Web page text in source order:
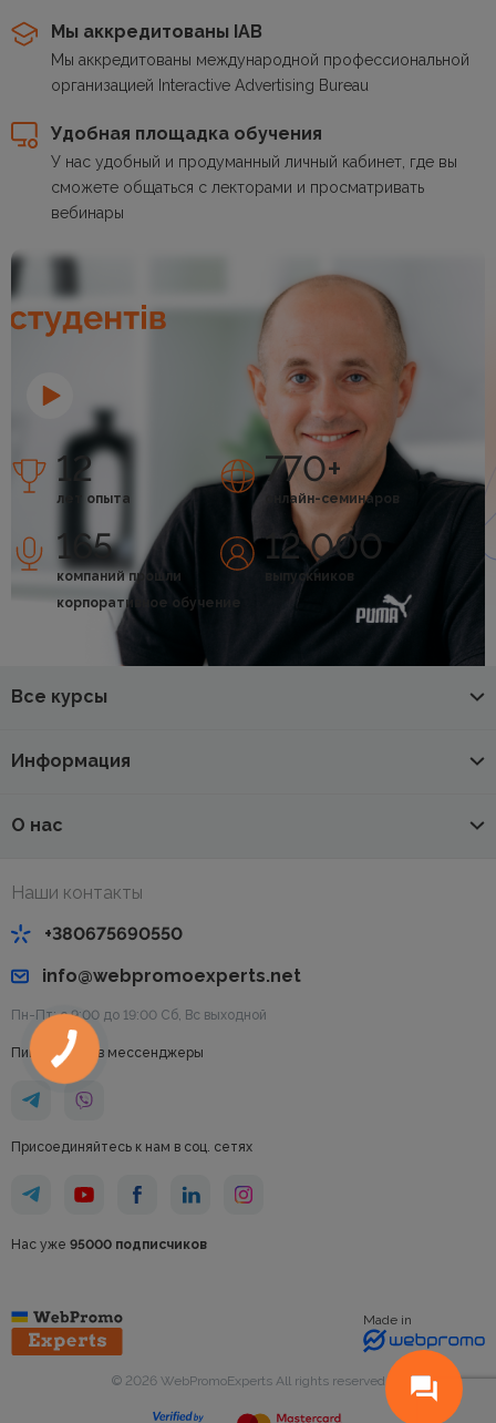
Мы аккредитованы IAB
Мы аккредитованы международной профессиональной
организацией Interactive Advertising Bureau
Удобная площадка обучения
У нас удобный и продуманный личный кабинет, где вы
сможете общаться с лекторами и просматривать
вебинары
12
лет опыта
770+
онлайн-семинаров
165
компаний прошли
корпоративное обучение
12 000
выпускников
Все курсы
Информация
О нас
Наши контакты
+380675690550
info@webpromoexperts.net
Пн-Пт: с 9:00 до 19:00 Cб, Вс выходной
Пишите нам в мессенджеры
Присоединяйтесь к нам в соц. сетях
Нас уже 95000 подписчиков
Made in
© 2026 WebPromoExperts All rights reserved